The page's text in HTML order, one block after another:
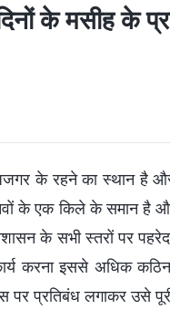
के मसीह के
के रहने का स्थान है
के एक किले के समान है
के सभी स्तरों पर
करना इससे अधिक कठिन
पर प्रतिबंध लगाकर उसे